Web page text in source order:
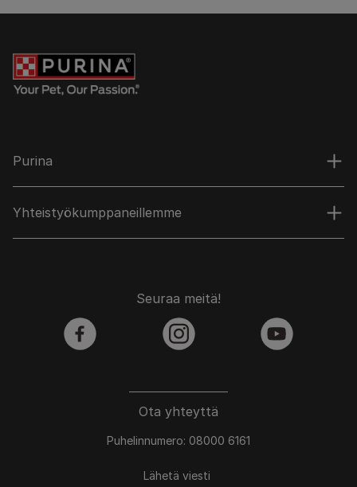
Purina
Yhteistyökumppaneillemme
Ota yhteyttä
Puhelinnumero: 08000 6161
Lähetä viesti
Seuraa meitä!
facebook instagram youtube